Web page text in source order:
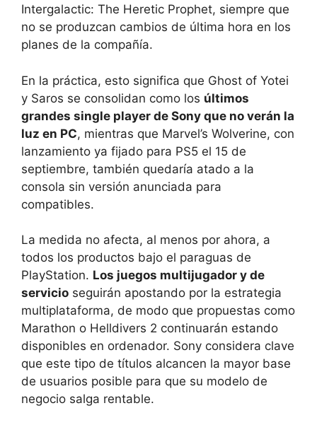
Intergalactic: The Heretic Prophet, siempre que
no se produzcan cambios de última hora en los
planes de la compañía.
En la práctica, esto significa que Ghost of Yotei
y Saros se consolidan como los últimos
grandes single player de Sony que no verán la
luz en PC, mientras que Marvel’s Wolverine, con
lanzamiento ya fijado para PS5 el 15 de
septiembre, también quedaría atado a la
consola sin versión anunciada para
compatibles.
La medida no afecta, al menos por ahora, a
todos los productos bajo el paraguas de
PlayStation. Los juegos multijugador y de
servicio seguirán apostando por la estrategia
multiplataforma, de modo que propuestas como
Marathon o Helldivers 2 continuarán estando
disponibles en ordenador. Sony considera clave
que este tipo de títulos alcancen la mayor base
de usuarios posible para que su modelo de
negocio salga rentable.